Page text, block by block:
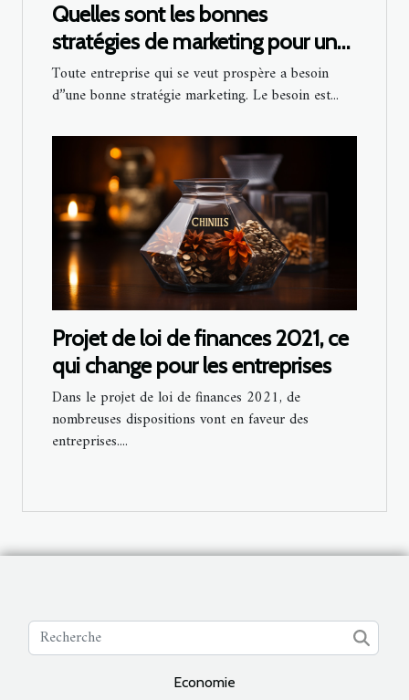
Quelles sont les bonnes
stratégies de marketing pour une
petite entreprise ?
Toute entreprise qui se veut prospère a besoin
d’’une bonne stratégie marketing. Le besoin est...
Projet de loi de finances 2021, ce
qui change pour les entreprises
Dans le projet de loi de finances 2021, de
nombreuses dispositions vont en faveur des
entreprises....
Economie